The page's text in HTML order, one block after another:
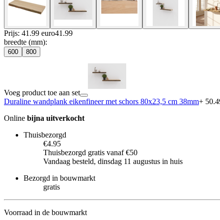
Prijs: 41.99 euro41 .99
breedte (mm):
600 800
Voeg product toe aan set
Duraline wandplank eikenfineer met schors 80x23,5 cm 38mm+
Online bijna uitverkocht
Thuisbezorgd
€4.95
Thuisbezorgd gratis vanaf €50
Vandaag besteld, dinsdag 11 augustus in huis
Bezorgd in bouwmarkt
gratis
Voorraad in de bouwmarkt